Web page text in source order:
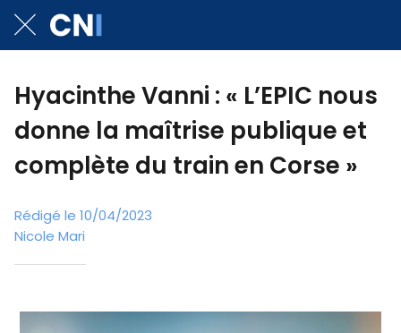
Hyacinthe Vanni : « L’EPIC nous
donne la maîtrise publique et
complète du train en Corse »
Rédigé le 10/04/2023
Nicole Mari